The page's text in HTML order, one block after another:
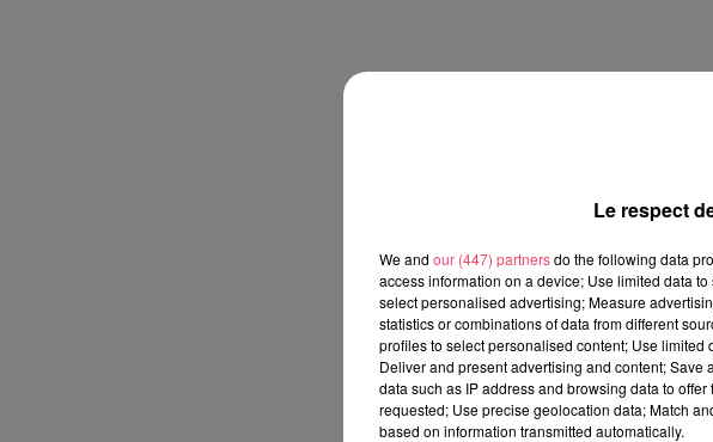
Le respect
We and our (447) partnersdo the following data
access information on a device; Use limited data
select personalised advertising; Measure
statistics or combinations of data from different
profiles to select personalised content; Use limited
Deliver and present advertising and content;
data such as IP address and browsing data to
requested; Use precise geolocation data; Match
based on information transmitted automatically.